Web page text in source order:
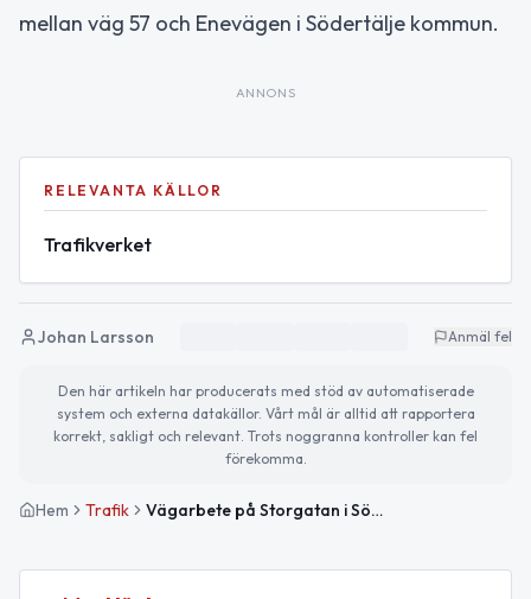
mellan väg 57 och Enevägen i Södertälje kommun.
ANNONS
RELEVANTA KÄLLOR
Trafikverket
Johan Larsson Anmäl fel
Den här artikeln har producerats med stöd av automatiserade
system och externa datakällor. Vårt mål är alltid att rapportera
korrekt, sakligt och relevant. Trots noggranna kontroller kan fel
förekomma.
Hem Trafik Vägarbete på Storgatan i Södertälje påverkar trafiken fram till 9 juli